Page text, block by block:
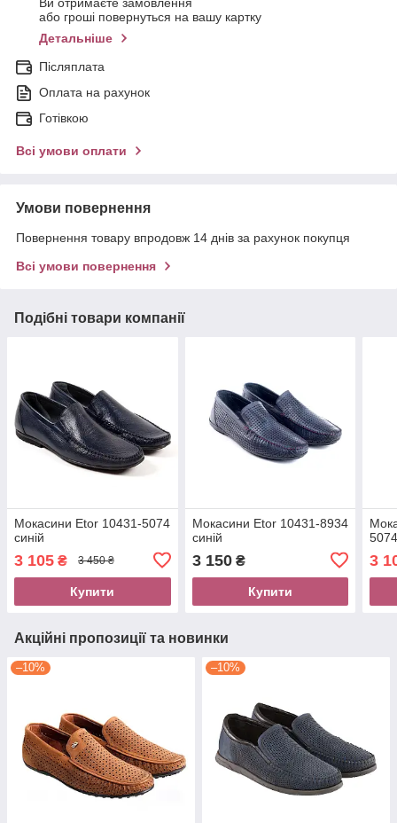
Ви отримаєте замовлення
або гроші повернуться на вашу картку
Детальніше
Післяплата
Оплата на рахунок
Готівкою
Всі умови оплати
Умови повернення
Повернення товару впродовж 14 днів за рахунок покупця
Всі умови повернення
Подібні товари компанії
Мокасини Etor 10431-5074
синій
3 105 ₴ 3 450 ₴
Купити
Мокасини Etor 10431-8934
синій
3 150₴
Купити
3
Акційні пропозиції та новинки
–10% –10%